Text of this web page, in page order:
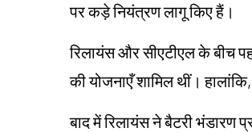
पर कड़े नियंत्रण लागू किए हैं।
रिलायंस और सीएटीएल के बीच
की योजनाएँ शामिल थीं।
बाद में रिलायंस ने बैटरी भंडारण